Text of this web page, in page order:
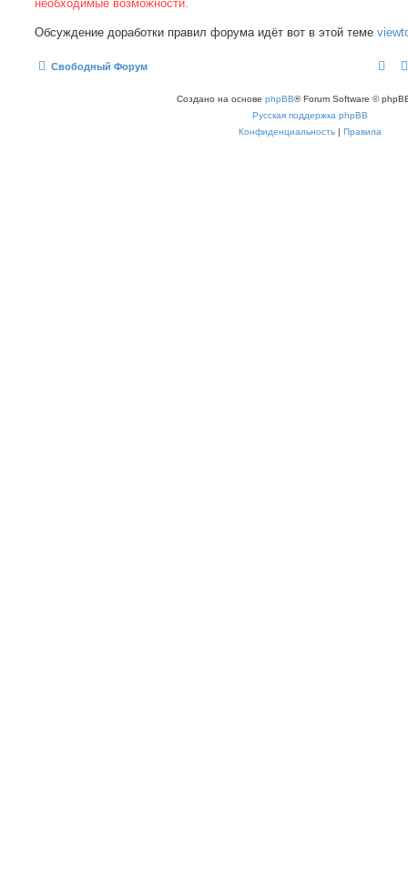
необходимые возможности.
Обсуждение доработки правил форума идёт вот в этой теме
Свободный Форум
Создано на основе phpBB® Forum Software ©
Русская поддержка phpBB
Конфиденциальность | Правила